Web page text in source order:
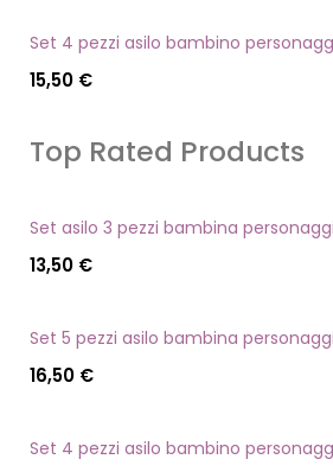
15,50 €
Top Rated Products
13,50 €
16,50 €